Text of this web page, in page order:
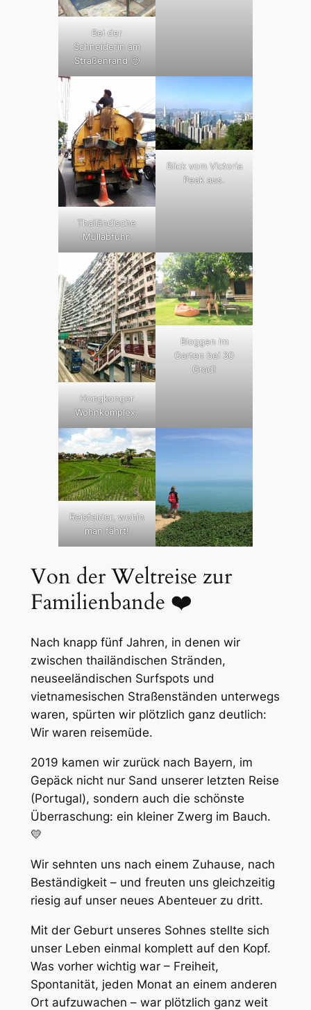
Bei der
Schneiderin am
Straßenrand 🙂
Thailändische
Müllabfuhr.
Blick vom Victoria
Peak aus.
Hongkonger
Wohnkomplex.
Bloggen im
Garten bei 30
Grad!
Reisfelder, wohin
man fährt!
Von der Weltreise zur
Familienbande ❤️
Nach knapp fünf Jahren, in denen wir
zwischen thailändischen Stränden,
neuseeländischen Surfspots und
vietnamesischen Straßenständen unterwegs
waren, spürten wir plötzlich ganz deutlich:
Wir waren reisemüde.
2019 kamen wir zurück nach Bayern, im
Gepäck nicht nur Sand unserer letzten Reise
(Portugal), sondern auch die schönste
Überraschung: ein kleiner Zwerg im Bauch.
💛
Wir sehnten uns nach einem Zuhause, nach
Beständigkeit – und freuten uns gleichzeitig
riesig auf unser neues Abenteuer zu dritt.
Mit der Geburt unseres Sohnes stellte sich
unser Leben einmal komplett auf den Kopf.
Was vorher wichtig war – Freiheit,
Spontanität, jeden Monat an einem anderen
Ort aufzuwachen – war plötzlich ganz weit